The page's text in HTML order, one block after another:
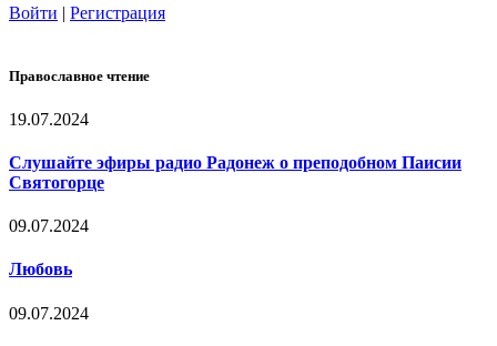
Войти | Регистрация
Православное чтение
19.07.2024
Слушайте эфиры радио Радонеж о преподобном Паисии
Святогорце
09.07.2024
Любовь
09.07.2024